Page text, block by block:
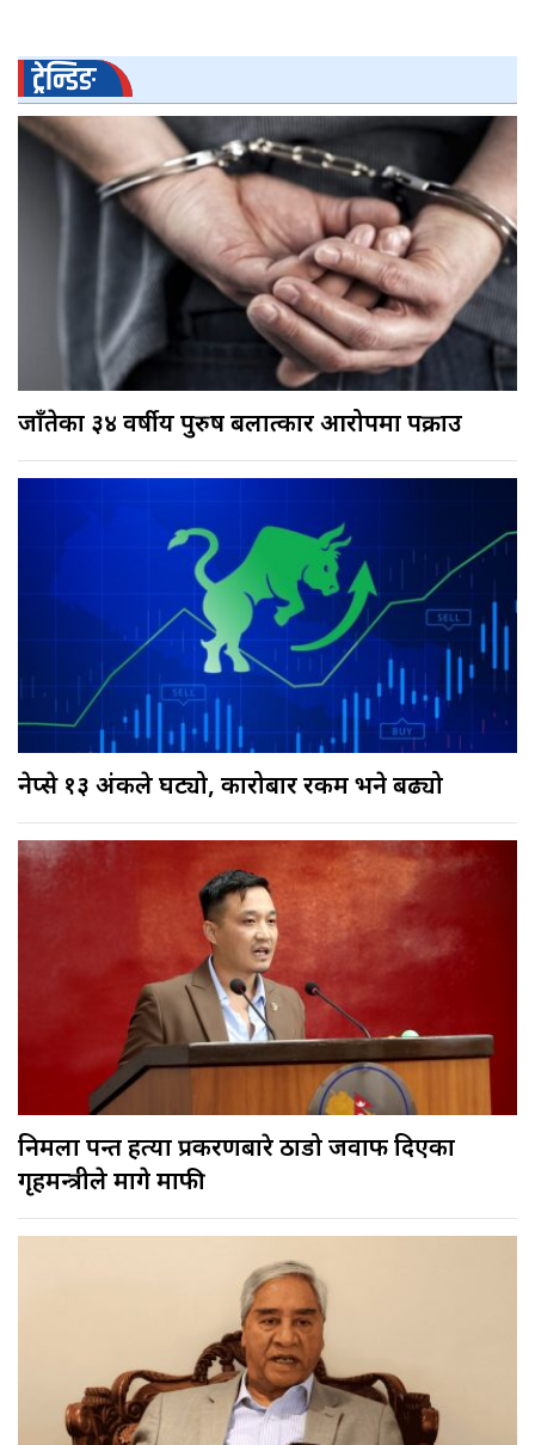
ट्रेन्डिङ
जाँतेका ३४ वर्षीय पुरुष बलात्कार आरोपमा पक्राउ
नेप्से १३ अंकले घट्यो, कारोबार रकम भने बढ्यो
निर्मला पन्त हत्या प्रकरणबारे ठाडो जवाफ दिएका
गृहमन्त्रीले मागे माफी